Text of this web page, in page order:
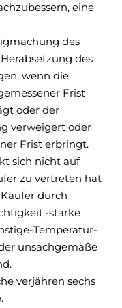
eine
des
des
wenn die
Frist
oder der
verweigert oder
Frist erbringt.
sich nicht auf
zu vertreten hat
durch
starke
Temperatur-
unsachgemäße
verjähren sechs